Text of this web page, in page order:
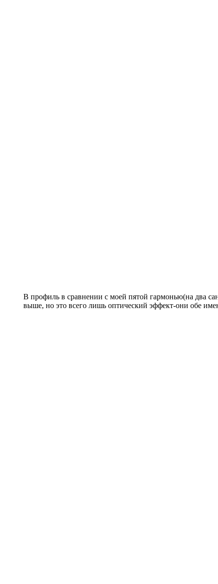
В профиль в сравнении с моей пятой гармонью(на два
выше, но это всего лишь оптический эффект-они обе